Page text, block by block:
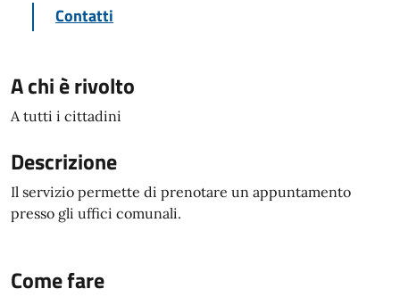
Contatti
A chi è rivolto
A tutti i cittadini
Descrizione
Il servizio permette di prenotare un appuntamento
presso gli uffici comunali.
Come fare